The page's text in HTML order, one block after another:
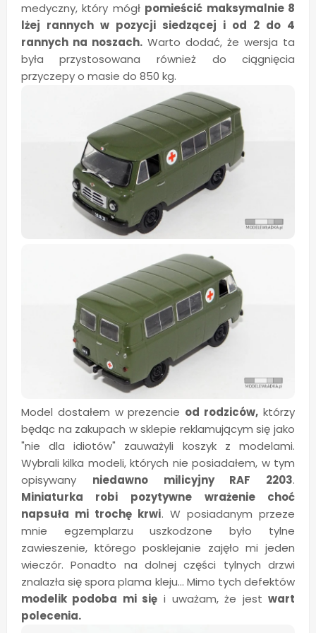
medyczny, który mógł pomieścić maksymalnie 8
lżej rannych w pozycji siedzącej i od 2 do 4
rannych na noszach.Warto dodać, że wersja ta
była przystosowana również do ciągnięcia
przyczepy o masie do 850 kg.
Model dostałem w prezencie od rodziców, którzy
będąc na zakupach w sklepie reklamującym się jako
"nie dla idiotów" zauważyli koszyk z modelami.
Wybrali kilka modeli, których nie posiadałem, w tym
opisywany niedawno milicyjny RAF 2203.
Miniaturka robi pozytywne wrażenie choć
napsuła mi trochę krwi. W posiadanym przeze
mnie egzemplarzu uszkodzone było tylne
zawieszenie, którego posklejanie zajęło mi jeden
wieczór. Ponadto na dolnej części tylnych drzwi
znalazła się spora plama kleju... Mimo tych defektów
modelik podoba mi się i uważam, że jestwart
polecenia.